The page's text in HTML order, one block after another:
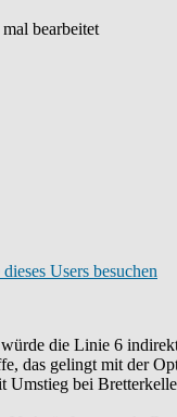
bearbeitet
die Linie 6
das gelingt mit der
bei